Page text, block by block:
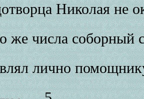
Николая не
же числа соборный
лично